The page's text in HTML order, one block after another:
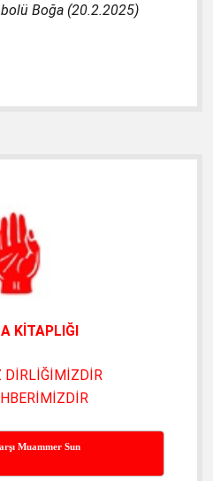
Boğa (20.2.2025)
KİTAPLIĞI
DİRLİĞİMİZDİR
Muammer Sun